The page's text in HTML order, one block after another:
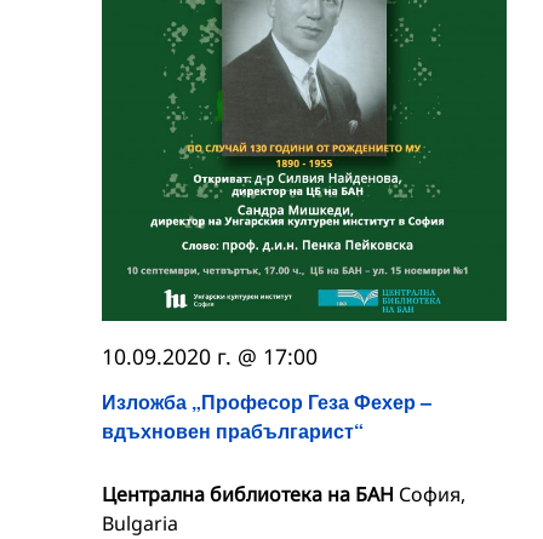
Изложба „Професор Геза Фехер –
вдъхновен прабългарист“
10.09.2020 г. @ 17:00
Централна библиотека на БАН София,
Bulgaria